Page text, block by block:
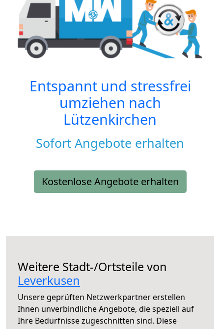
Entspannt und stressfrei
umziehen nach
Lützenkirchen
Sofort Angebote erhalten
Kostenlose Angebote erhalten
Weitere Stadt-/Ortsteile von
Leverkusen
Unsere geprüften Netzwerkpartner erstellen
Ihnen unverbindliche Angebote, die speziell auf
Ihre Bedürfnisse zugeschnitten sind. Diese